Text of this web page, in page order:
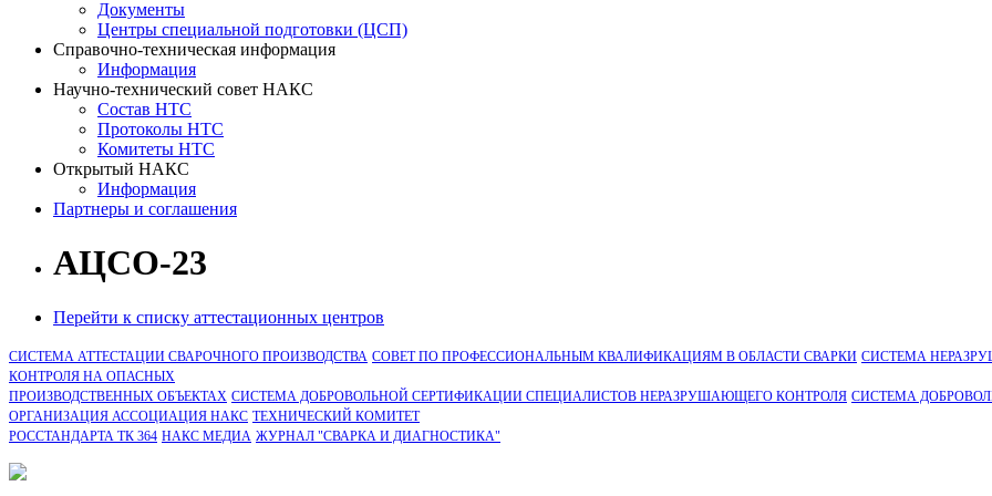
Документы
Центры специальной подготовки (ЦСП)
Справочно-техническая информация
Информация
Научно-технический совет НАКС
Состав НТС
Протоколы НТС
Комитеты НТС
Открытый НАКС
Информация
Партнеры и соглашения
АЦСО-23
Перейти к списку аттестационных центров
СИСТЕМА АТТЕСТАЦИИ СВАРОЧНОГО ПРОИЗВОДСТВА СОВЕТ ПО ПРОФЕССИОНАЛЬНЫМ КВАЛИФИКАЦИЯМ В ОБЛАСТИ СВАРКИ СИСТЕМА
КОНТРОЛЯ НА ОПАСНЫХ
ПРОИЗВОДСТВЕННЫХ ОБЪЕКТАХ СИСТЕМА ДОБРОВОЛЬНОЙ СЕРТИФИКАЦИИ СПЕЦИАЛИСТОВ НЕРАЗРУШАЮЩЕГО КОНТРОЛЯ СИСТЕМА
ОРГАНИЗАЦИЯ АССОЦИАЦИЯ НАКС ТЕХНИЧЕСКИЙ КОМИТЕТ
РОССТАНДАРТА ТК 364 НАКС МЕДИА ЖУРНАЛ "СВАРКА И ДИАГНОСТИКА"